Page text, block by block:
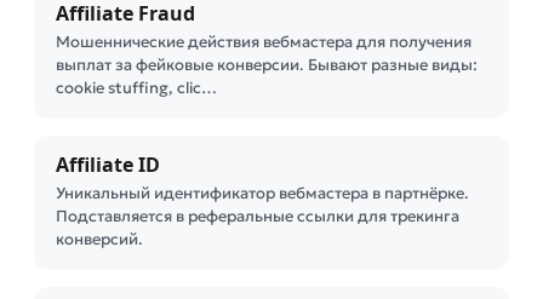
Affiliate Fraud
Мошеннические действия вебмастера для получения
выплат за фейковые конверсии. Бывают разные виды:
cookie stuffing, clic…
Affiliate ID
Уникальный идентификатор вебмастера в партнёрке.
Подставляется в реферальные ссылки для трекинга
конверсий.